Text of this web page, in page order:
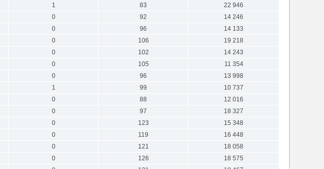
1 83
22 946
0 92
14 246
0 96
14 133
0 106
19 218
0 102
14 243
0 105
11 354
0 96
13 998
1 99
10 737
0 88
12 016
0 97
18 327
0 123
15 348
0 119
16 448
0 121
18 058
0 126
18 575